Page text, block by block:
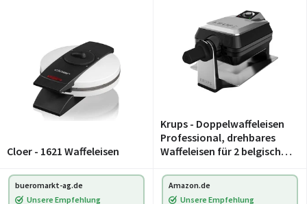
Cloer - 1621 Waffeleisen
Krups - Doppelwaffeleisen
Professional, drehbares
Waffeleisen für 2 belgische
gleichmäßig backen, 7
Bräunungsstufen und
bueromarkt-ag.de
Unsere Empfehlung
Amazon.de
Unsere Empfehlung